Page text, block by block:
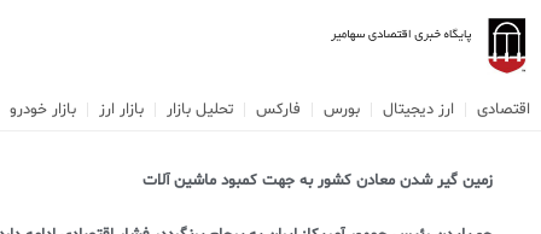
اقتصادی ارز دیجیتال بورس فارکس تحلیل بازار بازار ارز بازار خودرو
زمین گیر شدن معادن کشور به جهت کمبود ماشین آلات